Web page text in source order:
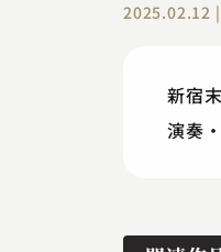
2025.02.12
新宿
演奏